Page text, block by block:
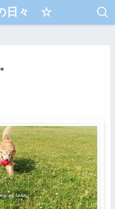
日々 ☆